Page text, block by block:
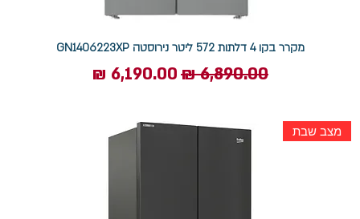
מקרר בקו 4 דלתות 572 ליטר נירוסטה GN1406223XP
מחיר רגיל מחיר מבצע
מצב שבת